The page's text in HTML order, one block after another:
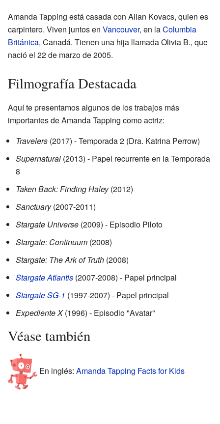
Amanda Tapping está casada con Allan Kovacs, quien es
carpintero. Viven juntos en Vancouver, en laColumbia
Británica, Canadá. Tienen una hija llamada Olivia B., que
nació el 22 de marzo de 2005.
Filmografía Destacada
Aquí te presentamos algunos de los trabajos más
importantes de Amanda Tapping como actriz:
Travelers (2017) - Temporada 2 (Dra. Katrina Perrow)
Supernatural (2013) - Papel recurrente en la Temporada
8
Taken Back: Finding Haley(2012)
Sanctuary(2007-2011)
Stargate Universe (2009) - Episodio Piloto
Stargate: Continuum (2008)
Stargate: The Ark of Truth (2008)
Stargate Atlantis (2007-2008) - Papel principal
Stargate SG-1 (1997-2007) - Papel principal
Expediente X(1996) - Episodio "Avatar"
Véase también
En inglés: Amanda Tapping Facts for Kids